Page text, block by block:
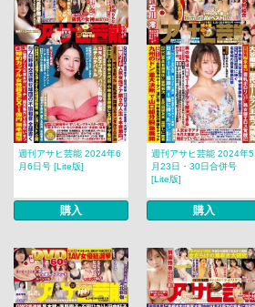
週刊アサヒ芸能 2024年6
月6日号 [Lite版]
購入
週刊アサヒ芸能 2024年5
月23日・30日合併号
[Lite版]
購入